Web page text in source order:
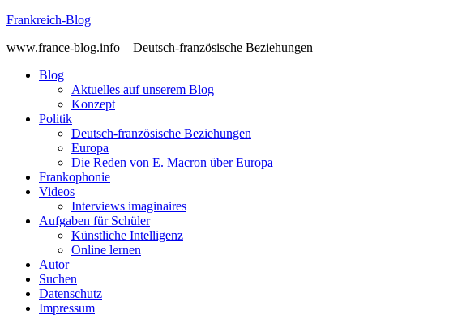
Skip
content
Frankreich-Blog
www.france-blog.info – Deutsch-französische Beziehungen
Blog
Aktuelles auf unserem Blog
Konzept
Politik
Deutsch-französische Beziehungen
Europa
Die Reden von E. Macron über Europa
Frankophonie
Videos
Interviews imaginaires
Aufgaben für Schüler
Künstliche Intelligenz
Online lernen
Autor
Suchen
Datenschutz
Impressum